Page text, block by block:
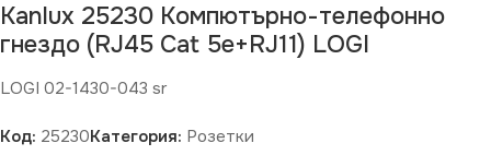
Kanlux 25230 Компютърно-телефонно
гнездо (RJ45 Cat 5e+RJ11) LOGI
LOGI 02-1430-043 sr
Код: 25230Категория: Розетки